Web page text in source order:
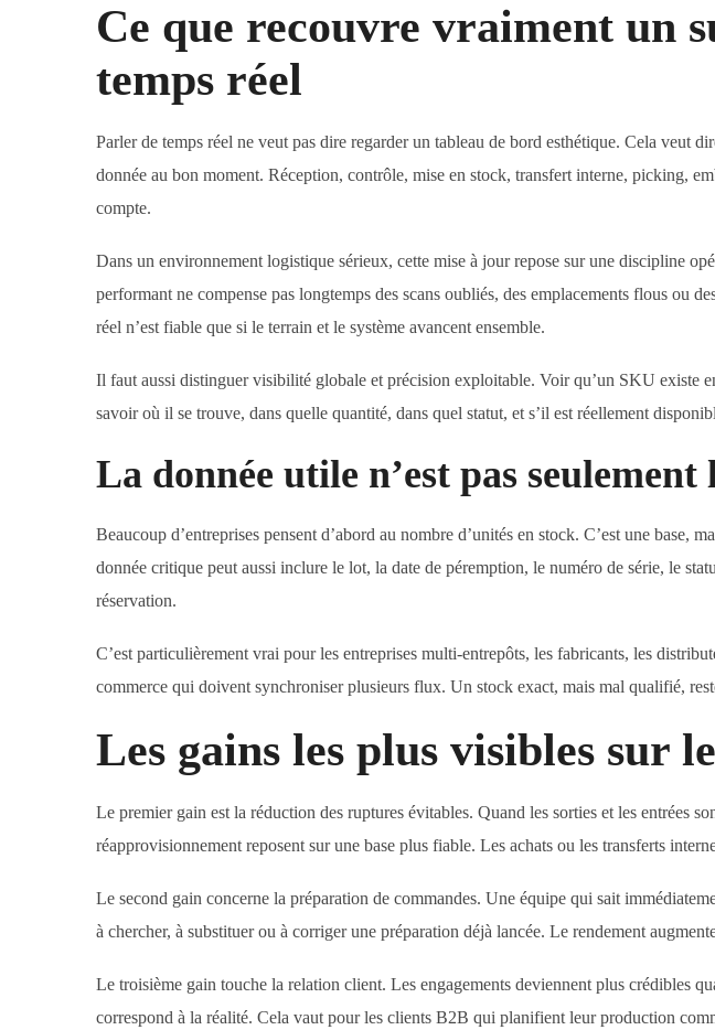
Ce que recouvre vraiment un
temps réel
Parler de temps réel ne veut pas dire regarder un tableau de bord esthétique. Cela veut
donnée au bon moment. Réception, contrôle, mise en stock, transfert interne, picking,
compte.
Dans un environnement logistique sérieux, cette mise à jour repose sur une discipline
performant ne compense pas longtemps des scans oubliés, des emplacements flous ou
réel n’est fiable que si le terrain et le système avancent ensemble.
Il faut aussi distinguer visibilité globale et précision exploitable. Voir qu’un SKU existe
savoir où il se trouve, dans quelle quantité, dans quel statut, et s’il est réellement
La donnée utile n’est pas
Beaucoup d’entreprises pensent d’abord au nombre d’unités en stock. C’est une base,
donnée critique peut aussi inclure le lot, la date de péremption, le numéro de série, le
réservation.
C’est particulièrement vrai pour les entreprises multi-entrepôts, les fabricants, les
commerce qui doivent synchroniser plusieurs flux. Un stock exact, mais mal qualifié,
Les gains les plus visibles sur
Le premier gain est la réduction des ruptures évitables. Quand les sorties et les entrées
réapprovisionnement reposent sur une base plus fiable. Les achats ou les transferts
Le second gain concerne la préparation de commandes. Une équipe qui sait
à chercher, à substituer ou à corriger une préparation déjà lancée. Le rendement
Le troisième gain touche la relation client. Les engagements deviennent plus crédibles
correspond à la réalité. Cela vaut pour les clients B2B qui planifient leur production